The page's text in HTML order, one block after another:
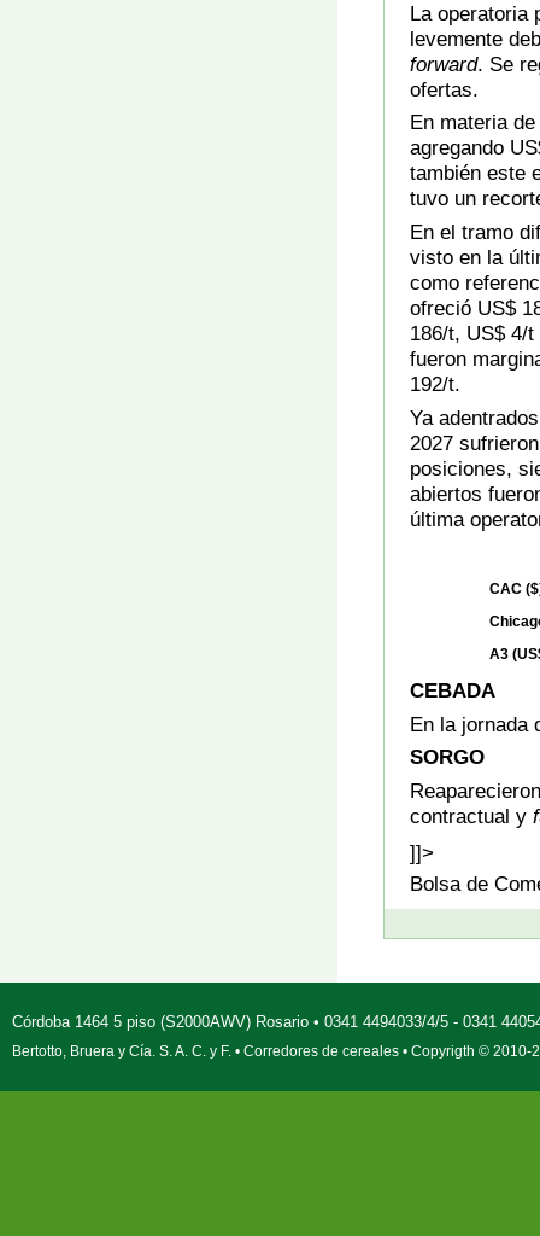
La operatoria
levemente
forward. Se
ofertas.
En materia
agregando
también este
tuvo un
En el tramo
visto en la
como
ofreció US$
186/t, US$ 4/
fueron
192/t.
Ya
2027
posiciones,
abiertos
última
CAC
A3
CEBADA
En la jornada
SORGO
contractual y
]]>
Bolsa de
Córdoba 1464 5 piso (S2000AWV) Rosario • 0341 4494033/4/5 - 0341
Bertotto, Bruera y Cía. S. A. C. y F. • Corredores de cereales • Copyrigth ©